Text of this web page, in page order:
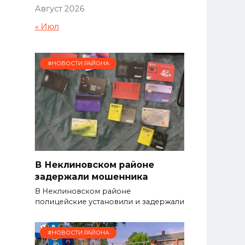
Август 2026
« Июл
#НОВОСТИ РАЙОНА
В Неклиновском районе
задержали мошенника
В Неклиновском районе
полицейские установили и задержали
#НОВОСТИ РАЙОНА